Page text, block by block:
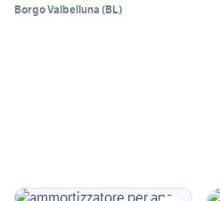
Borgo Valbelluna (BL)